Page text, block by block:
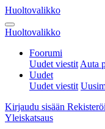
Huoltovalikko
Huoltovalikko
Foorumi
Uudet viestit Auta
Uudet
Uudet viestit
Kirjaudu sisään
Yleiskatsaus